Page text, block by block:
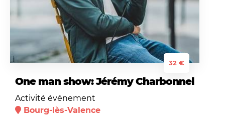
32 €
One man show: Jérémy Charbonnel
Activité événement
Bourg-lès-Valence